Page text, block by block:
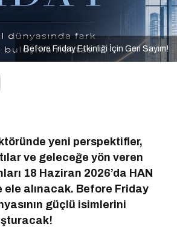
Before Friday Etkinliği İçin Geri Sayım!
yeni perspektifler,
ve geleceğe yön veren
18 Haziran 2026’da HAN
ele alınacak. Before Friday
güçlü isimlerini